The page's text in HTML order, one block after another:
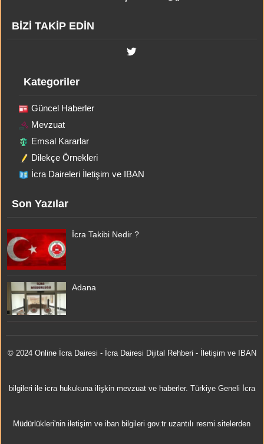
BİZİ TAKİP EDİN
Kategoriler
Güncel Haberler
Mevzuat
Emsal Kararlar
Dilekçe Örnekleri
İcra Daireleri İletişim ve IBAN
Son Yazılar
İcra Takibi Nedir ?
Adana
© 2024 Online İcra Dairesi - İcra Dairesi Dijital Rehberi - İletişim ve IBAN
bilgileri ile icra hukukuna ilişkin mevzuat ve haberler. Türkiye Geneli İcra
Müdürlükleri'nin iletişim ve iban bilgileri gov.tr uzantılı resmi sitelerden